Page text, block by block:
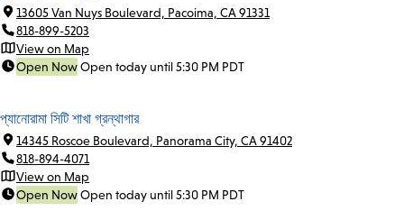
13605 Van Nuys Boulevard, Pacoima, CA 91331
818-899-5203
View on Map
Open NowOpen today until 5:30 PM PDT
প্যানোরামা সিটি শাখা গ্রন্থাগার
14345 Roscoe Boulevard, Panorama City, CA 91402
818-894-4071
View on Map
Open NowOpen today until 5:30 PM PDT